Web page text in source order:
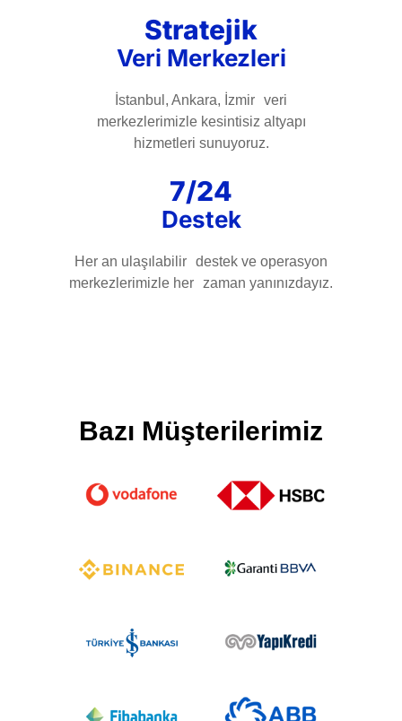
Stratejik
Veri Merkezleri
İstanbul, Ankara, İzmir veri
merkezlerimizle kesintisiz altyapı
hizmetleri sunuyoruz.
7/24
Destek
Her an ulaşılabilir destek ve operasyon
merkezlerimizle her zaman yanınızdayız.
Bazı Müşterilerimiz